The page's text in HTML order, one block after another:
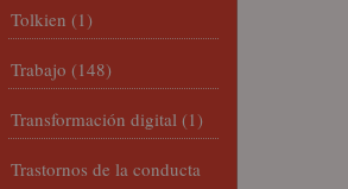
Tolkien (1)
Trabajo (148)
Transformación digital (1)
Trastornos de la conducta